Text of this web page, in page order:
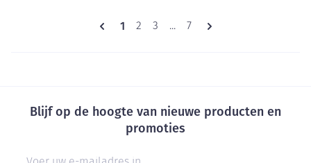
Pagina's
U lees momenteel pagina
1 Pagina
2 Pagina
3 ... Pagina
7
Blijf op de hoogte van nieuwe producten en
promoties